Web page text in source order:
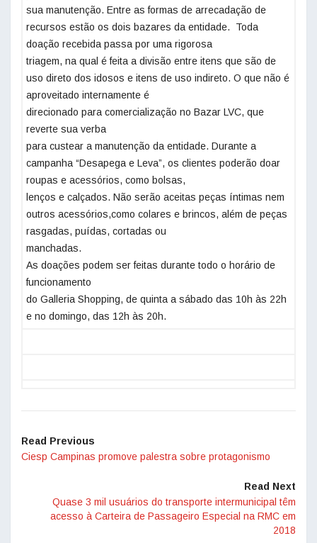
sua manutenção. Entre as formas de arrecadação de
recursos estão os dois bazares da entidade. Toda
doação recebida passa por uma rigorosa
triagem, na qual é feita a divisão entre itens que são de
uso direto dos idosos e itens de uso indireto. O que não é
aproveitado internamente é
direcionado para comercialização no Bazar LVC, que
reverte sua verba
para custear a manutenção da entidade. Durante a
campanha “Desapega e Leva”, os clientes poderão doar
roupas e acessórios, como bolsas,
lenços e calçados. Não serão aceitas peças íntimas nem
outros acessórios,como colares e brincos, além de peças
rasgadas, puídas, cortadas ou
manchadas.
As doações podem ser feitas durante todo o horário de
funcionamento
do Galleria Shopping, de quinta a sábado das 10h às 22h
e no domingo, das 12h às 20h.
Read Previous
Ciesp Campinas promove palestra sobre protagonismo
Read Next
Quase 3 mil usuários do transporte intermunicipal têm
acesso à Carteira de Passageiro Especial na RMC em
2018